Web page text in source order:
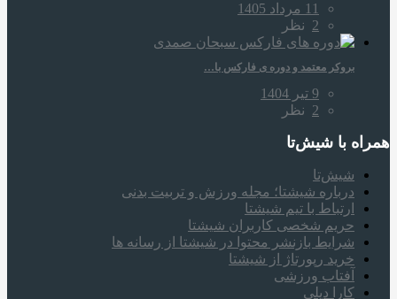
11 مرداد 1405
2 نظر
بروکر معتمد و دوره‌ ی فارکس با…
9 تیر 1404
2 نظر
همراه‌ با شیش‌تا
شیش‌تا
درباره شیشتا؛ مجله ورزش و تربیت بدنی
ارتباط با تیم شیشتا
حریم شخصی کاربران شیشتا
شرایط بازنشر محتوا در شیشتا از رسانه ها
خرید رپورتاژ از شیشتا
آفتاب ورزشی
کارا دیلی